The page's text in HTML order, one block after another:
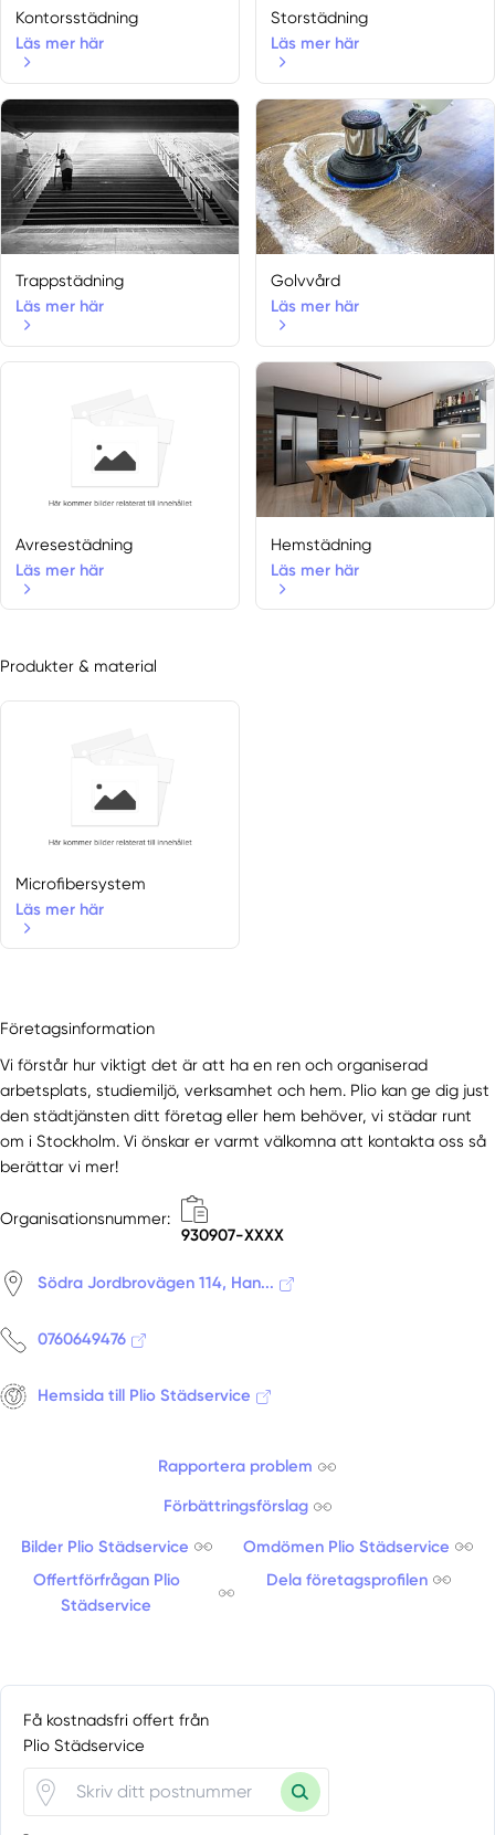
Ekerö
Nynäshamn
Norrmalm
Östermalm
Saltsjö-boo
Spånga
Vällingby
Djursholm
Hässelby
Stenhamra
Vendelsö
Danderyd
Drottningholm
Kista
Nacka Strand
Lidingö
Ösmo
Saltsjöbaden
Kontorsstädning
Läs mer här
Storstädning
Läs mer här
Trappstädning
Läs mer här
Golvvård
Läs mer här
Avresestädning
Läs mer här
Hemstädning
Läs mer här
Produkter & material
Microfibersystem
Läs mer här
Företagsinformation
Vi förstår hur viktigt det är att ha en ren och organiserad
arbetsplats, studiemiljö, verksamhet och hem. Plio kan ge dig just
den städtjänsten ditt företag eller hem behöver, vi städar runt
om i Stockholm. Vi önskar er varmt välkomna att kontakta oss så
berättar vi mer!
Organisationsnummer:
930907-XXXX
Södra Jordbrovägen 114, Han...
0760649476
Hemsida till Plio Städservice
Rapportera problem
Förbättringsförslag
Bilder Plio Städservice
Omdömen Plio Städservice
Offertförfrågan Plio
Städservice
Dela företagsprofilen
Få kostnadsfri offert från
Plio Städservice